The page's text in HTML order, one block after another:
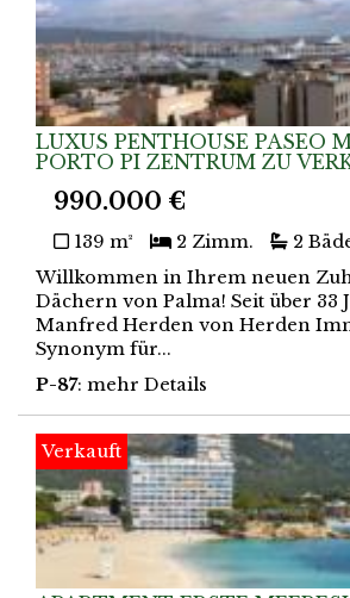
LUXUS PENTHOUSE PASEO
PORTO PI ZENTRUM ZU
990.000 €
139 m² 2 Zimm.
2
Willkommen in Ihrem neuen
Dächern von Palma! Seit über 33
Manfred Herden von Herden
Synonym für...
P-87: mehr Details
Verkauft